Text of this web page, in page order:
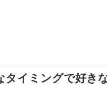
タイミングで好き